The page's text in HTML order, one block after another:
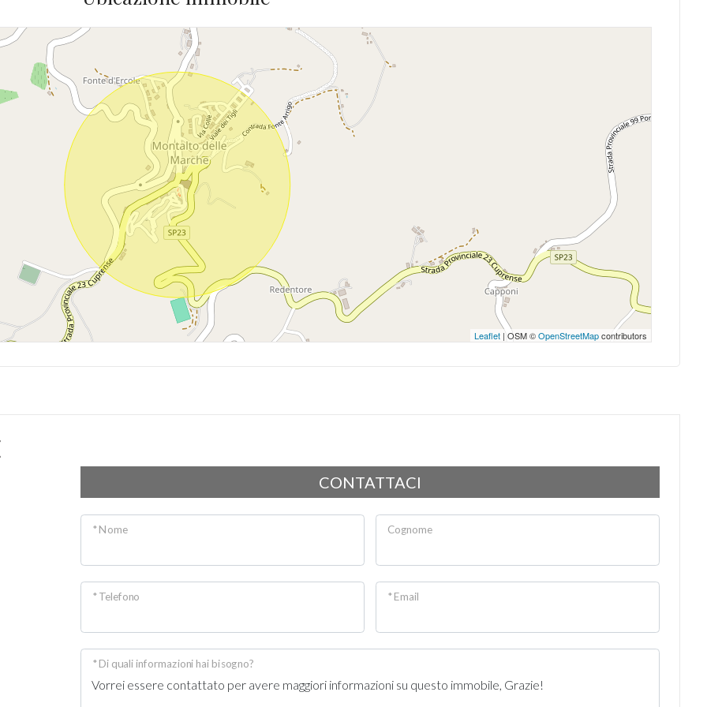
Leaflet | OSM ©OpenStreetMapcontributors
CONTATTACI
* Nome Cognome
* Telefono * Email
* Di quali informazioni hai bisogno?